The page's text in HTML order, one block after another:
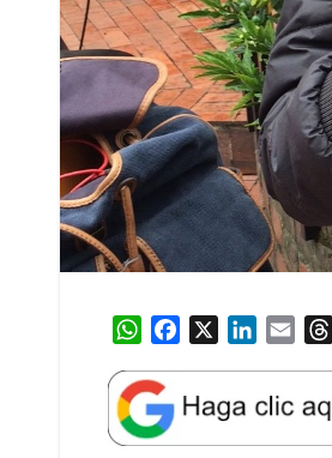
W
a
t
s
e
b
k
e
l